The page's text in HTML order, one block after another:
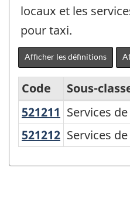
locaux et les
pour taxi.
Afficher les définitions
Système
de
Code
Sous-
521211 Services
Services
521212 Services
Services